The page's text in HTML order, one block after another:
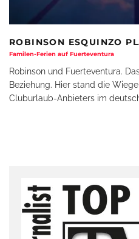
ROBINSON ESQUINZO
Familen-Ferien auf Fuerteventura
Robinson und Fuerteventura.
Beziehung. Hier stand die
Cluburlaub-Anbieters im